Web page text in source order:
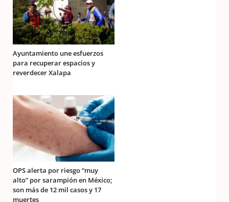
Ayuntamiento une esfuerzos
para recuperar espacios y
reverdecer Xalapa
OPS alerta por riesgo “muy
alto” por sarampión en México;
son más de 12 mil casos y 17
muertes